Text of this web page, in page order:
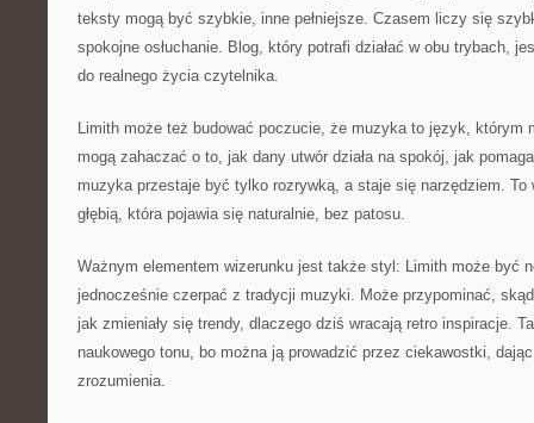
teksty mogą być szybkie, inne pełniejsze. Czasem liczy się
spokojne osłuchanie. Blog, który potrafi działać w obu trybach,
do realnego życia czytelnika.
Limith może też budować poczucie, że muzyka to język, którym
mogą zahaczać o to, jak dany utwór działa na spokój, jak
muzyka przestaje być tylko rozrywką, a staje się narzędziem.
głębią, która pojawia się naturalnie, bez patosu.
Ważnym elementem wizerunku jest także styl: Limith może być
jednocześnie czerpać z tradycji muzyki. Może przypominać,
jak zmieniały się trendy, dlaczego dziś wracają retro inspiracje.
naukowego tonu, bo można ją prowadzić przez ciekawostki,
zrozumienia.